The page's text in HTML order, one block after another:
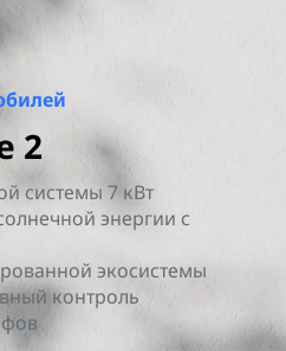
2
системы 7 кВт
энергии с
экосистемы
контроль